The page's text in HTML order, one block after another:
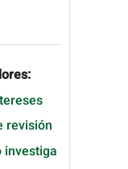
revisión
investiga